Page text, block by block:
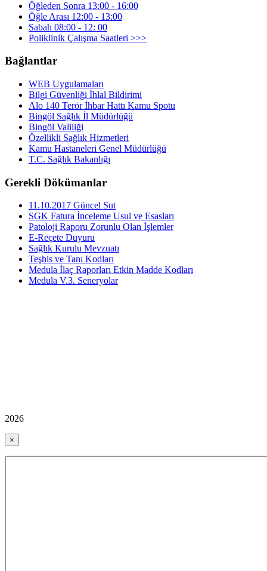
Öğleden Sonra 13:00 - 16:00
Öğle Arası 12:00 - 13:00
Sabah 08:00 - 12: 00
Poliklinik Çalışma Saatleri >>>
Bağlantlar
WEB Uygulamaları
Bilgi Güvenliği İhlal Bildirimi
Alo 140 Terör İhbar Hattı Kamu Spotu
Bingöl Sağlık İl Müdürlüğü
Bingöl Valiliği
Özellikli Sağlık Hizmetleri
Kamu Hastaneleri Genel Müdürlüğü
T.C. Sağlık Bakanlığı
Gerekli Dökümanlar
11.10.2017 Güncel Sut
SGK Fatura İnceleme Usul ve Esasları
Patoloji Raporu Zorunlu Olan İşlemler
E-Reçete Duyuru
Sağlık Kurulu Mevzuatı
Teşhis ve Tanı Kodları
Medula İlaç Raporları Etkin Madde Kodları
Medula V.3. Seneryolar
2026
×